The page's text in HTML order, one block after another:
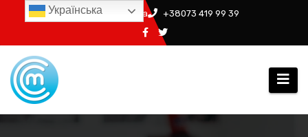
Перейти
вмісту
info@ssm.in.ua +38073 419 99 39
Українська